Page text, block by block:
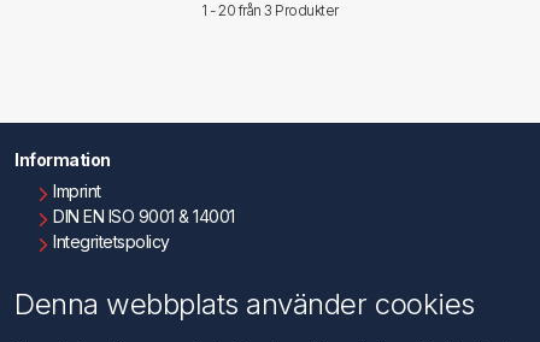
1 - 20 från3 Produkter
Information
Imprint
DIN EN ISO 9001 & 14001
Integritetspolicy
Kontakta oss
Denna webbplats använder cookies